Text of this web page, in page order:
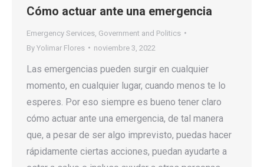
Cómo actuar ante una emergencia
Emergency Services Government and Politics
By Yolimar Flores noviembre 3, 2022
Las emergencias pueden surgir en cualquier
momento, en cualquier lugar, cuando menos te lo
esperes. Por eso siempre es bueno tener claro
cómo actuar ante una emergencia, de tal manera
que, a pesar de ser algo imprevisto, puedas hacer
rápidamente ciertas acciones, puedan ayudarte a